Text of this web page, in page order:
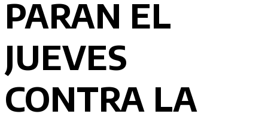
PARAN EL
JUEVES
CONTRA LA